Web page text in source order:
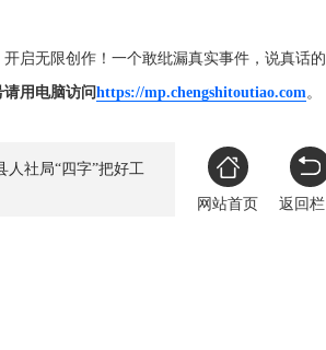
开启无限创作！一个敢纰漏真实事件，说真话
用电脑访问https://mp.chengshitoutiao.com
人社局“四字”把好工
网站首页
返回